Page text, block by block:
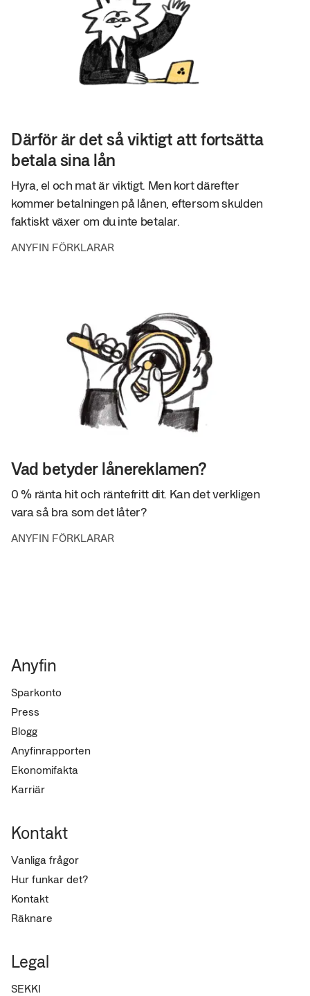
Därför är det så viktigt att fortsätta
betala sina lån
Hyra, el och mat är viktigt. Men kort därefter
kommer betalningen på lånen, eftersom skulden
faktiskt växer om du inte betalar.
ANYFIN FÖRKLARAR
Vad betyder lånereklamen?
0 % ränta hit och räntefritt dit. Kan det verkligen
vara så bra som det låter?
ANYFIN FÖRKLARAR
Anyfin
Sparkonto
Press
Blogg
Anyfinrapporten
Ekonomifakta
Karriär
Kontakt
Vanliga frågor
Hur funkar det?
Kontakt
Räknare
Legal
SEKKI